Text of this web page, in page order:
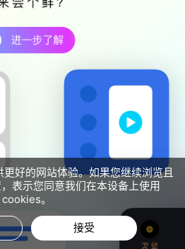
好的网站体验。如果您继续浏览且
表示您同意我们在本设备上使用
cookies。
接受